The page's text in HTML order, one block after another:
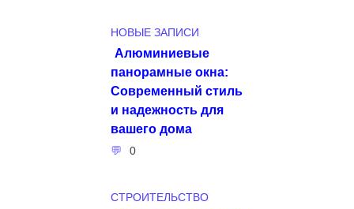
НОВЫЕ ЗАПИСИ
Алюминиевые
панорамные окна:
Современный стиль
и надежность для
вашего дома
0
СТРОИТЕЛЬСТВО